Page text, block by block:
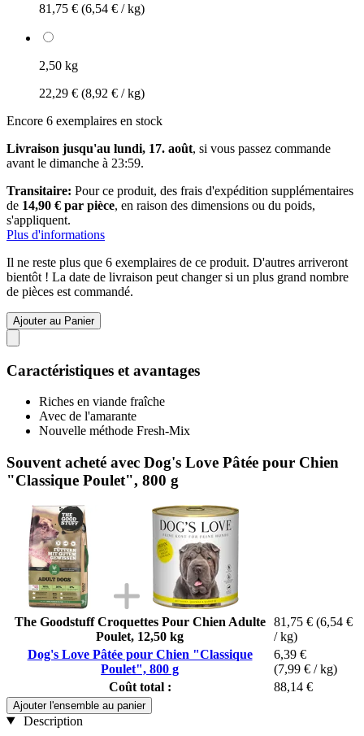
81,75 € (6,54 € / kg)
2,50 kg
22,29 € (8,92 € / kg)
Encore 6 exemplaires en stock
Livraison jusqu'au lundi, 17. août, si vous passez commande
avant le dimanche à 23:59.
Transitaire: Pour ce produit, des frais d'expédition supplémentaires
de 14,90 € par pièce, en raison des dimensions ou du poids,
s'appliquent.
Plus d'informations
Il ne reste plus que 6 exemplaires de ce produit. D'autres arriveront
bientôt ! La date de livraison peut changer si un plus grand nombre
de pièces est commandé.
Ajouter au Panier
Caractéristiques et avantages
Riches en viande fraîche
Avec de l'amarante
Nouvelle méthode Fresh-Mix
Souvent acheté avec Dog's Love Pâtée pour Chien
"Classique Poulet", 800 g
The Goodstuff Croquettes Pour Chien Adulte
Poulet, 12,50 kg
81,75 € (6,54 €
/ kg)
Dog's Love Pâtée pour Chien "Classique
Poulet", 800 g
6,39 €
(7,99 € / kg)
Coût total :
88,14 €
Ajouter l'ensemble au panier
Description